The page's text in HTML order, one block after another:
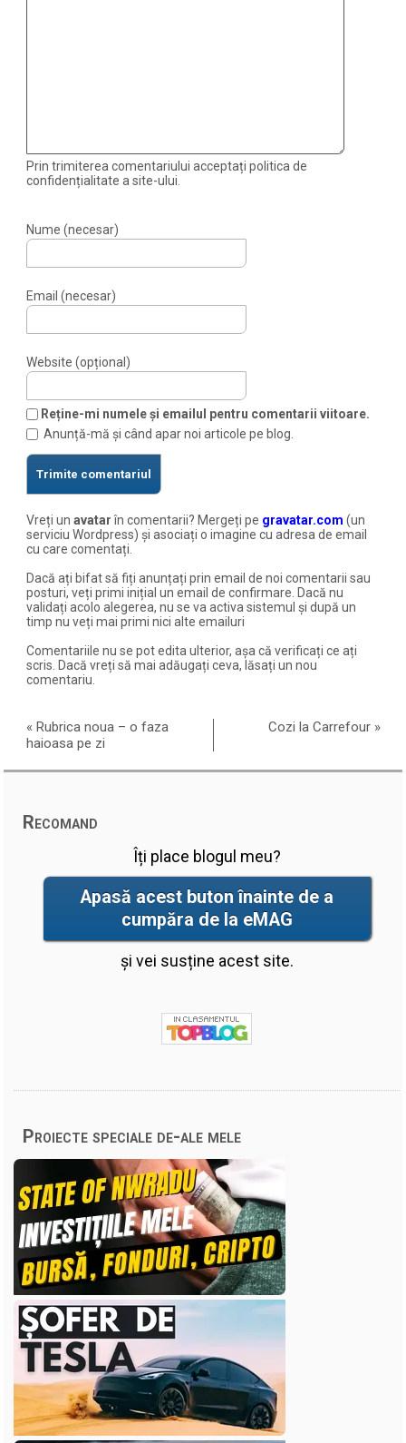
Prin trimiterea comentariului acceptați politica de
confidențialitate a site-ului.
Nume (necesar)
Email (necesar)
Website (opțional)
Reține-mi numele și emailul pentru comentarii viitoare.
Anunță-mă și când apar noi articole pe blog.
Vreți unavatarîn comentarii? Mergeți pe gravatar.com (un
serviciu Wordpress) și asociați o imagine cu adresa de email
cu care comentați.
Dacă ați bifat să fiți anunțați prin email de noi comentarii sau
posturi, veți primi inițial un email de confirmare. Dacă nu
validați acolo alegerea, nu se va activa sistemul și după un
timp nu veți mai primi nici alte emailuri
Comentariile nu se pot edita ulterior, așa că verificați ce ați
scris. Dacă vreți să mai adăugați ceva, lăsați un nou
comentariu.
«Rubrica noua – o faza
haioasa pe zi
Cozi la Carrefour »
Recomand
Îți place blogul meu?
Apasă acest buton înainte de a
cumpăra de la eMAG
și vei susține acest site.
Proiecte speciale de-ale mele